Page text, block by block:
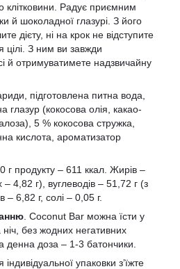
клітковини. Радує приємним
й шоколадної глазурі. З його
дієту, ні на крок не відступите
цілі. З ним ви завжди
й отримуватимете надзвичайну
підготовлена питна вода,
глазур (кокосова олія, какао-
5 % кокосова стружка,
кислота, ароматизатор
г продукту – 611 ккал. Жирів –
4,82 г), вуглеводів – 51,72 г (з
– 6,82 г, солі – 0,05 г.
. Coconut Bar можна їсти у
без жодних негативних
денна доза – 1-3 батончики.
упаковки з’їжте